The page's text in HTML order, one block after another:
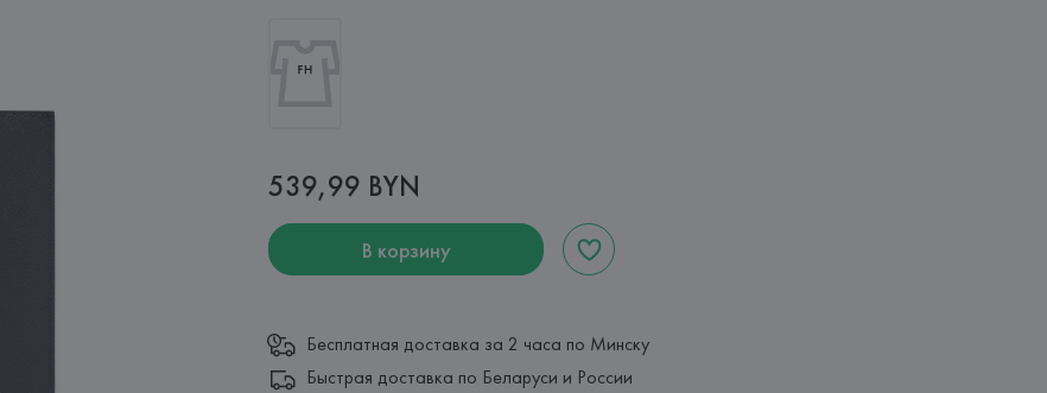
539,99 BYN
В корзину
Бесплатная доставка за 2 часа по Минску
Быстрая доставка по Беларуси и России